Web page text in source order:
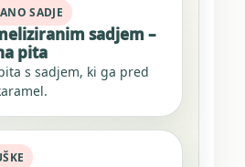
SADJE
sadjem –
pita
s sadjem, ki ga pred